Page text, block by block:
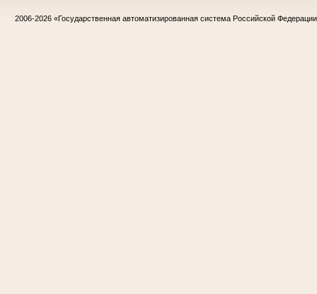
2006-2026 «Государственная автоматизированная система Российской